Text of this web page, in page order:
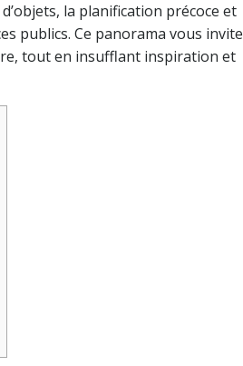
la planification précoce et
publics. Ce panorama vous invite
tout en insufflant inspiration et